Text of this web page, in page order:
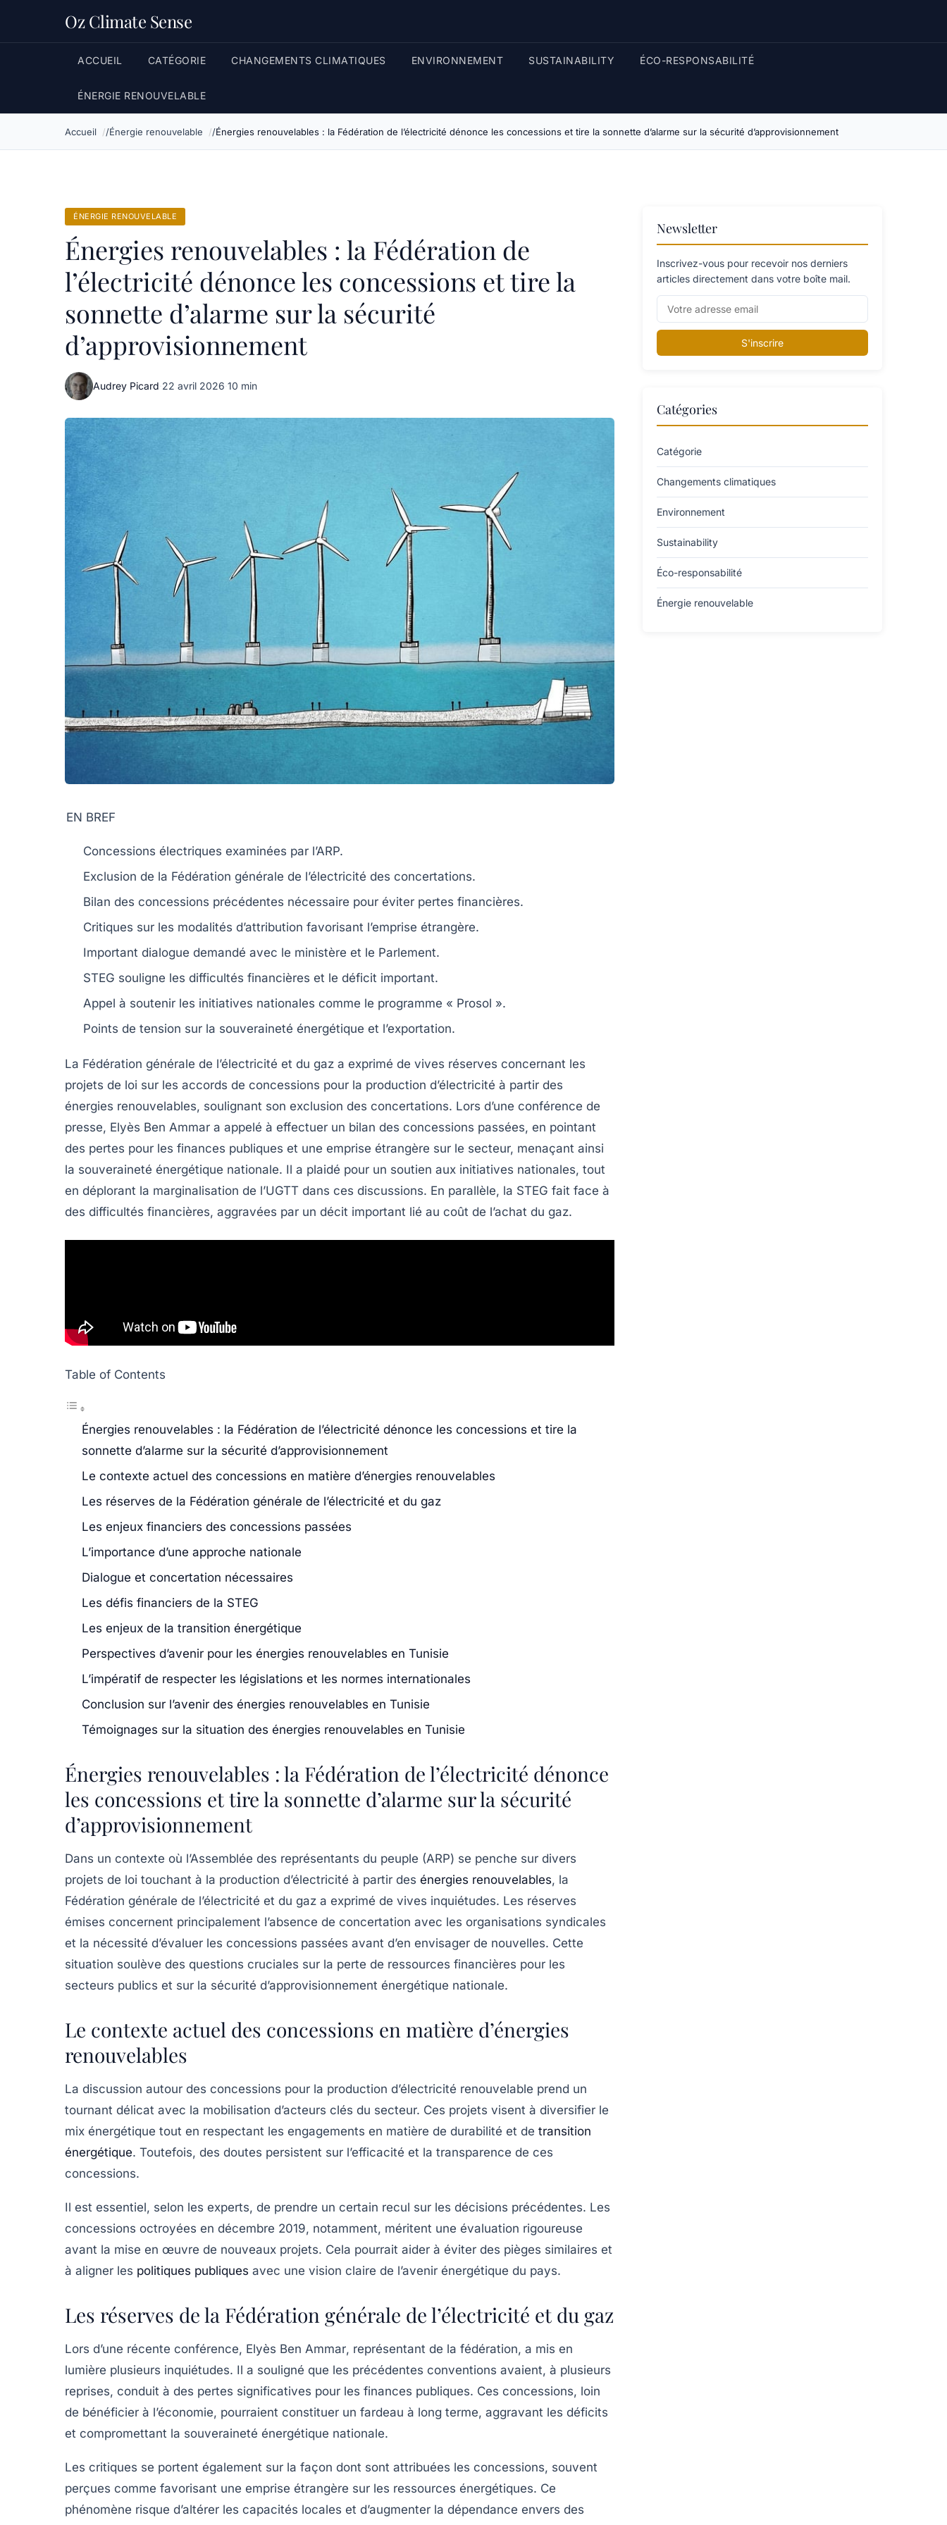
Oz Climate Sense
ACCUEIL CATÉGORIE CHANGEMENTS CLIMATIQUES ENVIRONNEMENT SUSTAINABILITY ÉCO-RESPONSABILITÉ
ÉNERGIE RENOUVELABLE
Accueil Énergie renouvelable Énergies renouvelables : la Fédération de l’électricité dénonce les concessions et tire la sonnette d’alarme sur la sécurité d’approvisionnement
ÉNERGIE RENOUVELABLE
Énergies renouvelables : la Fédération de
l’électricité dénonce les concessions et tire la
sonnette d’alarme sur la sécurité
d’approvisionnement
Audrey Picard·22 avril 2026·10 min
EN BREF
Concessions électriques examinées par l’ARP.
Exclusion de la Fédération générale de l’électricité des concertations.
Bilan des concessions précédentes nécessaire pour éviter pertes financières.
Critiques sur les modalités d’attribution favorisant l’emprise étrangère.
Important dialogue demandé avec le ministère et le Parlement.
STEG souligne les difficultés financières et le déficit important.
Appel à soutenir les initiatives nationales comme le programme « Prosol ».
Points de tension sur la souveraineté énergétique et l’exportation.
La Fédération générale de l’électricité et du gaz a exprimé de vives réserves concernant les
projets de loi sur les accords de concessions pour la production d’électricité à partir des
énergies renouvelables, soulignant son exclusion des concertations. Lors d’une conférence de
presse, Elyès Ben Ammar a appelé à effectuer un bilan des concessions passées, en pointant
des pertes pour les finances publiques et une emprise étrangère sur le secteur, menaçant ainsi
la souveraineté énergétique nationale. Il a plaidé pour un soutien aux initiatives nationales, tout
en déplorant la marginalisation de l’UGTT dans ces discussions. En parallèle, la STEG fait face à
des difficultés financières, aggravées par un décit important lié au coût de l’achat du gaz.
Table of Contents
Énergies renouvelables : la Fédération de l’électricité dénonce les concessions et tire la
sonnette d’alarme sur la sécurité d’approvisionnement
Le contexte actuel des concessions en matière d’énergies renouvelables
Les réserves de la Fédération générale de l’électricité et du gaz
Les enjeux financiers des concessions passées
L’importance d’une approche nationale
Dialogue et concertation nécessaires
Les défis financiers de la STEG
Les enjeux de la transition énergétique
Perspectives d’avenir pour les énergies renouvelables en Tunisie
L’impératif de respecter les législations et les normes internationales
Conclusion sur l’avenir des énergies renouvelables en Tunisie
Témoignages sur la situation des énergies renouvelables en Tunisie
Énergies renouvelables : la Fédération de l’électricité dénonce
les concessions et tire la sonnette d’alarme sur la sécurité
d’approvisionnement
Dans un contexte où l’Assemblée des représentants du peuple (ARP) se penche sur divers
projets de loi touchant à la production d’électricité à partir des énergies renouvelables, la
Fédération générale de l’électricité et du gaz a exprimé de vives inquiétudes. Les réserves
émises concernent principalement l’absence de concertation avec les organisations syndicales
et la nécessité d’évaluer les concessions passées avant d’en envisager de nouvelles. Cette
situation soulève des questions cruciales sur la perte de ressources financières pour les
secteurs publics et sur la sécurité d’approvisionnement énergétique nationale.
Le contexte actuel des concessions en matière d’énergies
renouvelables
La discussion autour des concessions pour la production d’électricité renouvelable prend un
tournant délicat avec la mobilisation d’acteurs clés du secteur. Ces projets visent à diversifier le
mix énergétique tout en respectant les engagements en matière de durabilité et de transition
énergétique. Toutefois, des doutes persistent sur l’efficacité et la transparence de ces
concessions.
Il est essentiel, selon les experts, de prendre un certain recul sur les décisions précédentes. Les
concessions octroyées en décembre 2019, notamment, méritent une évaluation rigoureuse
avant la mise en œuvre de nouveaux projets. Cela pourrait aider à éviter des pièges similaires et
à aligner les politiques publiques avec une vision claire de l’avenir énergétique du pays.
Les réserves de la Fédération générale de l’électricité et du gaz
Lors d’une récente conférence, Elyès Ben Ammar, représentant de la fédération, a mis en
lumière plusieurs inquiétudes. Il a souligné que les précédentes conventions avaient, à plusieurs
reprises, conduit à des pertes significatives pour les finances publiques. Ces concessions, loin
de bénéficier à l’économie, pourraient constituer un fardeau à long terme, aggravant les déficits
et compromettant la souveraineté énergétique nationale.
Les critiques se portent également sur la façon dont sont attribuées les concessions, souvent
perçues comme favorisant une emprise étrangère sur les ressources énergétiques. Ce
phénomène risque d’altérer les capacités locales et d’augmenter la dépendance envers des
Newsletter
Inscrivez-vous pour recevoir nos derniers
articles directement dans votre boîte mail.
S'inscrire
Catégories
Catégorie
Changements climatiques
Environnement
Sustainability
Éco-responsabilité
Énergie renouvelable